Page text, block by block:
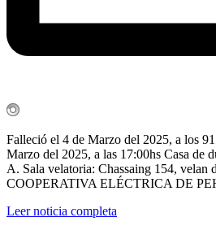
Falleció el 4 de Marzo del 2025, a los
Marzo del 2025, a las 17:00hs Casa de
A. Sala velatoria: Chassaing 154, velan
COOPERATIVA ELÉCTRICA DE
Leer noticia completa